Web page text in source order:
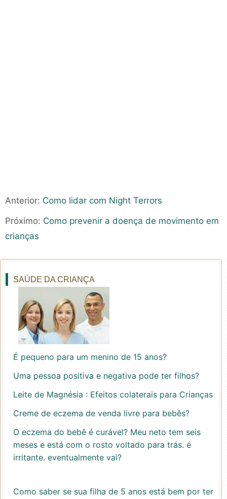
Anterior: Como lidar com Night Terrors
Próximo: Como prevenir a doença de movimento em
crianças
SAÚDE DA CRIANÇA
É pequeno para um menino de 15 anos?
Uma pessoa positiva e negativa pode ter filhos?
Leite de Magnésia : Efeitos colaterais para Crianças
Creme de eczema de venda livre para bebês?
O eczema do bebê é curável? Meu neto tem seis
meses e está com o rosto voltado para trás. é
irritante. eventualmente vai?
Como saber se sua filha de 5 anos está bem por ter